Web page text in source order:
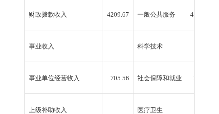
财政拨款收入 4209.67 一般公共服务 4475.60
事业收入 科学技术
事业单位经营收入 705.56 社会保障和就业 227.58
上级补助收入 医疗卫生